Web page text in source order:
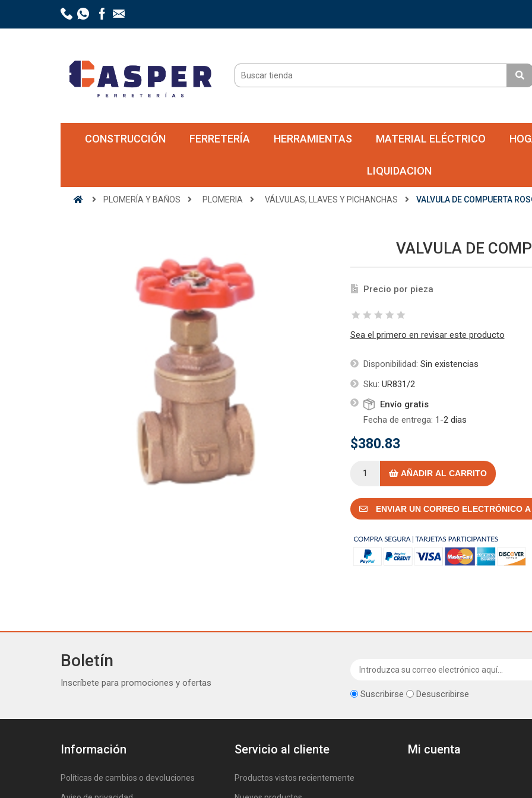
CONSTRUCCIÓN FERRETERÍA HERRAMIENTAS MATERIAL ELÉCTRICO
LIQUIDACION
PLOMERÍA Y BAÑOS PLOMERIA VÁLVULAS, LLAVES Y PICHANCHAS VALVULA DE COMPUERTA
VALVULA DE
Precio por pieza
Sea el primero en revisar este producto
Disponibilidad: Sin existencias
Sku: UR831/2
Envío gratis
Fecha de entrega: 1-2 dias
$380.83
AÑADIR AL CARRITO
ENVIAR UN CORREO ELECTRÓNICO
Boletín
Inscríbete para promociones y ofertas
Suscribirse
Desuscribirse
Información
Políticas de cambios o devoluciones
Servicio al cliente
Productos vistos recientemente
Mi cuenta